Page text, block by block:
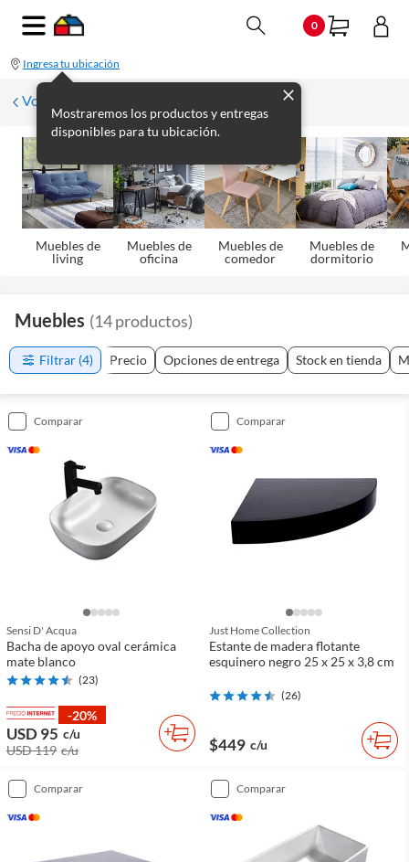
0
Ingresa tu ubicación
Mostraremos los productos y entregas
disponibles para tu ubicación.
Volver
Muebles de
living
Muebles de
oficina
Muebles de
comedor
Muebles de
dormitorio
Muebles (14productos)
Filtrar (4) Precio Opciones de entrega Stock en tienda
comparar
Sensi D' Acqua
Bacha de apoyo oval cerámica
mate blanco
(23)
-20%
USD 95 c/u
USD 119 c/u
comparar
Just Home Collection
Estante de madera flotante
esquinero negro 25 x 25 x 3,8 cm
(26)
$449 c/u
comparar comparar